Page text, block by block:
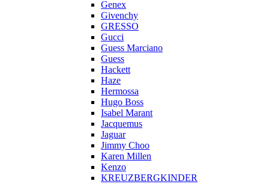
Genex
Givenchy
GRESSO
Gucci
Guess Marciano
Guess
Hackett
Haze
Hermossa
Hugo Boss
Isabel Marant
Jacquemus
Jaguar
Jimmy Choo
Karen Millen
Kenzo
KREUZBERGKINDER